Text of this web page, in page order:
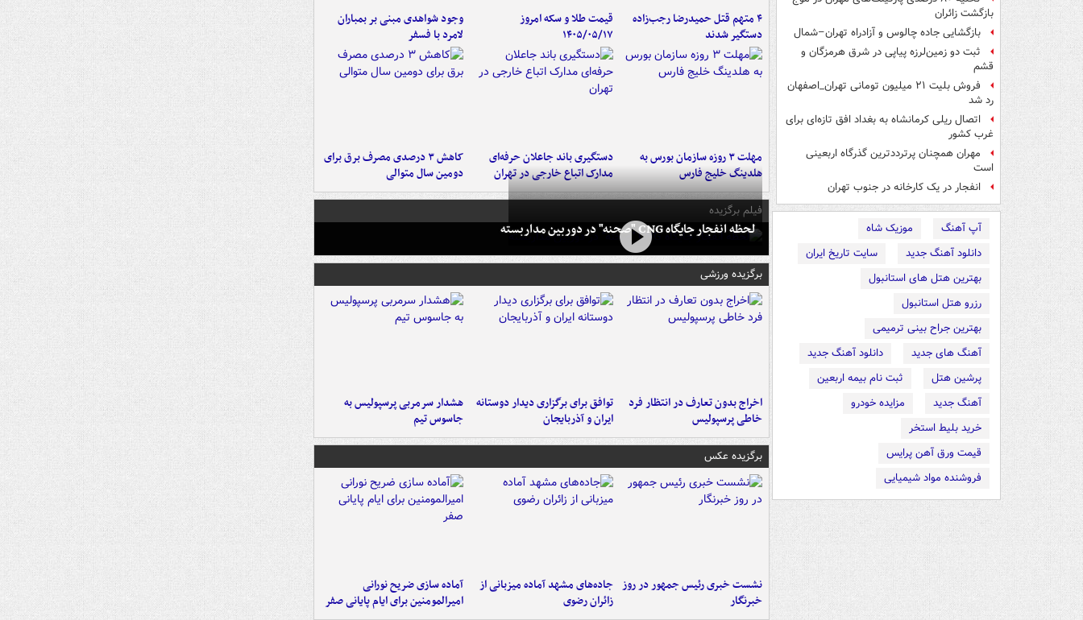
بازگشت زائران
بازگشایی جاده چالوس و آزادراه تهران–شمال
ثبت دو زمین‌لرزه پیاپی در شرق هرمزگان و
قشم
فروش بلیت ۲۱ میلیون تومانی تهران_اصفهان
رد شد
اتصال ریلی کرمانشاه به بغداد افق تازه‌ای برای
غرب کشور
مهران همچنان پرترددترین گذرگاه اربعینی
است
انفجار در یک کارخانه در جنوب تهران
آپ آهنگ
موزیک شاه
دانلود آهنگ جدید
سایت تاریخ ایران
بهترین هتل های استانبول
رزرو هتل استانبول
بهترین جراح بینی ترمیمی
آهنگ های جدید
دانلود آهنگ جدید
پرشین هتل
ثبت نام بیمه اربعین
آهنگ جدید
مزایده خودرو
خرید بلیط استخر
قیمت ورق آهن پرایس
فروشنده مواد شیمیایی
۴ متهم قتل حمیدرضا رجب‌زاده
دستگیر شدند
قیمت طلا و سکه امروز
۱۴۰۵/۰۵/۱۷
وجود شواهدی مبنی بر بمباران
لامرد با فسفر
مهلت ۳ روزه سازمان بورس به
هلدینگ خلیج فارس
دستگیری باند جاعلان حرفه‌ای
مدارک اتباع خارجی در تهران
کاهش ۳ درصدی مصرف برق برای
دومین سال متوالی
فیلم برگزیده
لحظه انفجار جایگاه CNG "صحنه" در دوربین مداربسته
برگزیده ورزشی
اخراج بدون تعارف در انتظار فرد
خاطی پرسپولیس
توافق برای برگزاری دیدار دوستانه
ایران و آذربایجان
هشدار سرمربی پرسپولیس به
جاسوس تیم
برگزیده عکس
نشست خبری رئیس جمهور در روز
خبرنگار
جاده‌های مشهد آماده میزبانی از
زائران رضوی
آماده سازی ضریح نورانی
امیرالمومنین برای ایام پایانی صفر